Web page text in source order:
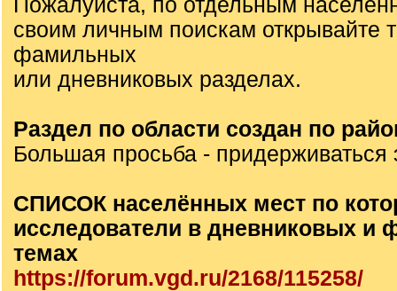
Пожалуйста, по отдельным
своим личным поискам открывайте
фамильных
или дневниковых разделах.
Раздел по области создан по
Большая просьба - придерживаться
СПИСОК населённых мест по
исследователи в дневниковых и
темах
https://forum.vgd.ru/2168/115258/